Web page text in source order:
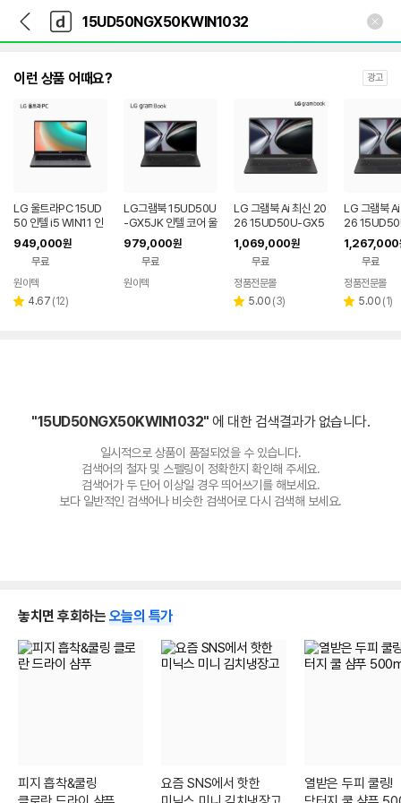
다
나
와
가
다
와
인
이런 상품 어때요? 광고
LG 울트라PC 15UD
50 인텔 i5 WIN11 인
강용 업무용 노트북 8
GB, 512GB
949,000원
무료
원이텍
별 4.67 리
(12)
LG그램북 15UD50U
-GX5JK 인텔 코어 울
트라5 Win11 8GB, 2
56GB
979,000원
무료
원이텍
LG 그램북 Ai 최신 20
26 15UD50U-GX5
JK 16GB 256GB 인
텔 울트라5
1,069,000원
무료
정품전문몰
별 5.00 리
(3)
LG 그램북
26
JK 16GB
울트라5
1,267,000
무료
정품전문몰
별 5.00 리
(1)
"15UD50NGX50KWIN1032" 에 대한 검색결과가 없습니다.
일시적으로 상품이 품절되었을 수 있습니다.
검색어의 철자 및 스펠링이 정확한지 확인해 주세요.
검색어가 두 단어 이상일 경우 띄어쓰기를 해보세요.
보다 일반적인 검색어나 비슷한 검색어로 다시 검색해 보세요.
놓치면 후회하는 오늘의 특가
피지 흡착&쿨링
요즘 SNS에서 핫한
열받은 두피 쿨링!